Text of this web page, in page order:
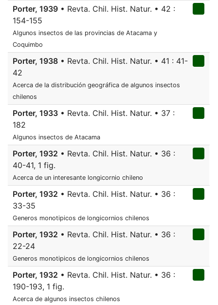
Porter, 1939 • Revta. Chil. Hist. Natur. • 42 :
154-155
Algunos insectos de las provincias de Atacama y
Coquimbo
Porter, 1938 • Revta. Chil. Hist. Natur. • 41 : 41-
42
Acerca de la distribución geográfica de algunos insectos
chilenos
Porter, 1933 • Revta. Chil. Hist. Natur. • 37 :
182
Algunos insectos de Atacama
Porter, 1932 • Revta. Chil. Hist. Natur. • 36 :
40-41, 1 fig.
Acerca de un interesante longicornio chileno
Porter, 1932 • Revta. Chil. Hist. Natur. • 36 :
33-35
Generos monotipicos de longicornios chilenos
Porter, 1932 • Revta. Chil. Hist. Natur. • 36 :
22-24
Generos monotipicos de longicornios chilenos
Porter, 1932 • Revta. Chil. Hist. Natur. • 36 :
190-193, 1 fig.
Acerca de algunos insectos chilenos